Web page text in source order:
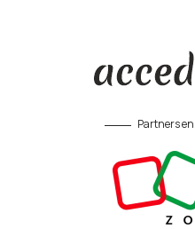
Partners en